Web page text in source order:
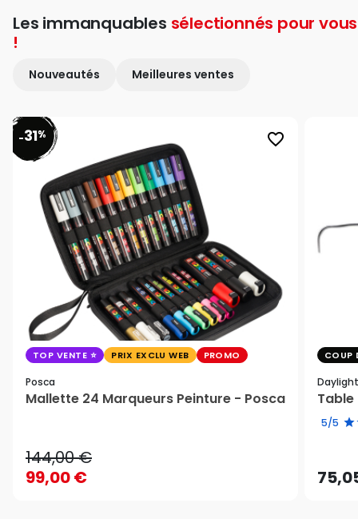
Les immanquables sélectionnés pour vous
!
Nouveautés Meilleures ventes
favorite_border
-31%
TOP VENTE PRIX EXCLU WEB PROMO
Posca
Mallette 24 Marqueurs Peinture - Posca
144,00 €
99,00 €
COUP
Daylight
Table
5/5